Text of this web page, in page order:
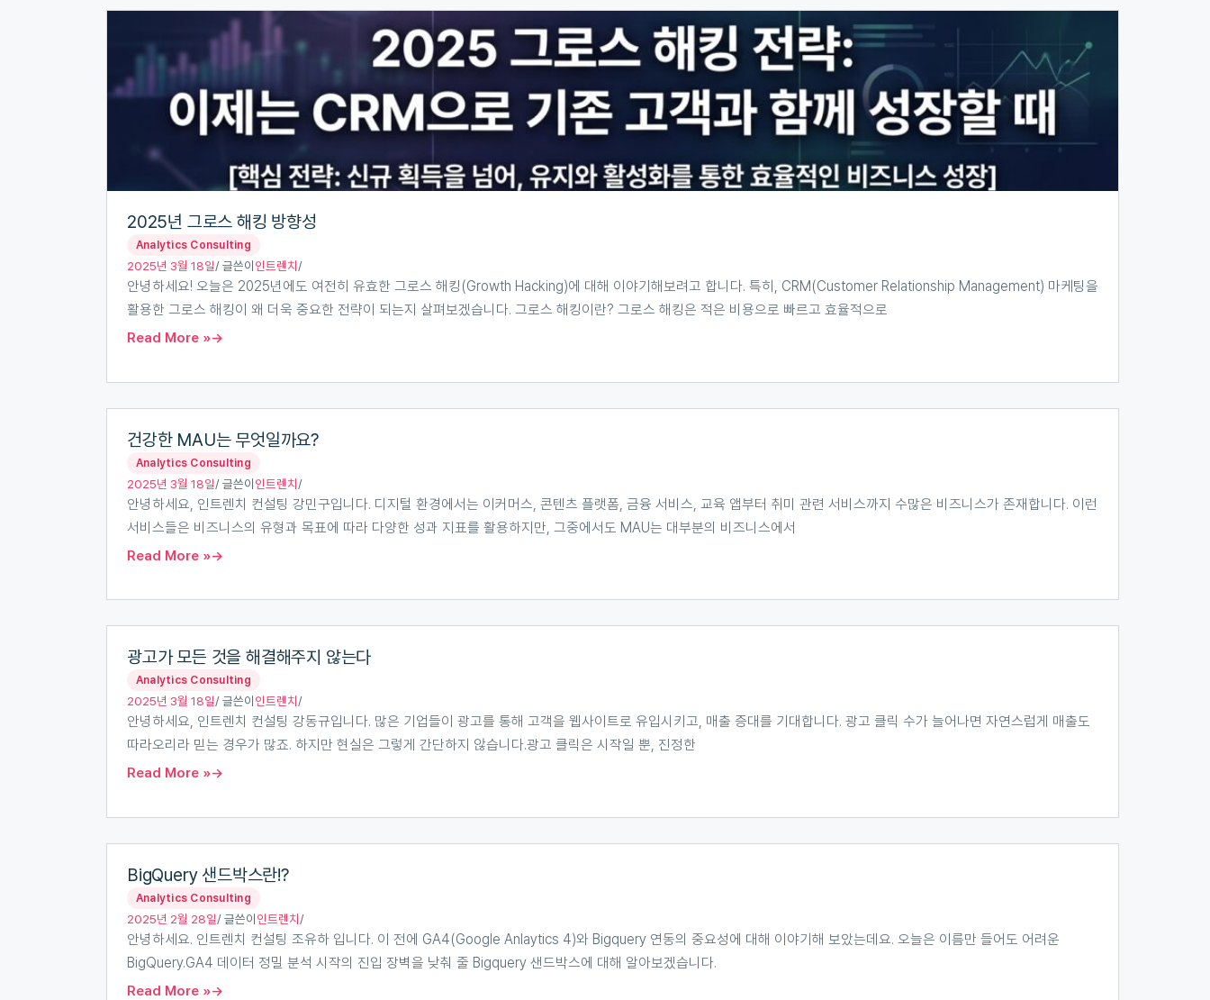
올
2025년 그로스 해킹 방향성
2025년 3월 18일/ 글쓴이인트렌치/
Analytics Consulting
안녕하세요! 오늘은 2025년에도 여전히 유효한 그로스 해킹(Growth Hacking)에 대해 이야기해보려고 합니다. 특히, CRM(Customer Relationship Management) 마케팅을
활용한 그로스 해킹이 왜 더욱 중요한 전략이 되는지 살펴보겠습니다. 그로스 해킹이란? 그로스 해킹은 적은 비용으로 빠르고 효율적으로
로
방
향
성
Read More »
건강한 MAU는 무엇일까요?
2025년 3월 18일/ 글쓴이인트렌치/
Analytics Consulting
안녕하세요, 인트렌치 컨설팅 강민구입니다. 디지털 환경에서는 이커머스, 콘텐츠 플랫폼, 금융 서비스, 교육 앱부터 취미 관련 서비스까지 수많은 비즈니스가 존재합니다. 이런
서비스들은 비즈니스의 유형과 목표에 따라 다양한 성과 지표를 활용하지만, 그중에서도 MAU는 대부분의 비즈니스에서
강
한
MAU
는
엇
Read More »
광고가 모든 것을 해결해주지 않는다
2025년 3월 18일/ 글쓴이인트렌치/
Analytics Consulting
안녕하세요, 인트렌치 컨설팅 강동규입니다. 많은 기업들이 광고를 통해 고객을 웹사이트로 유입시키고, 매출 증대를 기대합니다. 광고 클릭 수가 늘어나면 자연스럽게 매출도
따라오리라 믿는 경우가 많죠. 하지만 현실은 그렇게 간단하지 않습니다.광고 클릭은 시작일 뿐, 진정한
고
가
모
든
주
지
않
는
Read More »
BigQuery 샌드박스란!?
2025년 2월 28일/ 글쓴이인트렌치/
Analytics Consulting
안녕하세요. 인트렌치 컨설팅 조유하 입니다. 이 전에 GA4(Google Anlaytics 4)와 Bigquery 연동의 중요성에 대해 이야기해 보았는데요. 오늘은 이름만 들어도 어려운
BigQuery.GA4 데이터 정밀 분석 시작의 진입 장벽을 낮춰 줄 Bigquery 샌드박스에 대해 알아보겠습니다.
샌
드
박
스
Read More »